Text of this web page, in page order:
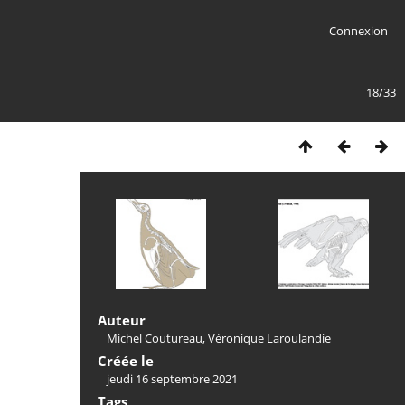
Connexion
18/33
Auteur
Michel Coutureau, Véronique Laroulandie
Créée le
jeudi 16 septembre 2021
Tags